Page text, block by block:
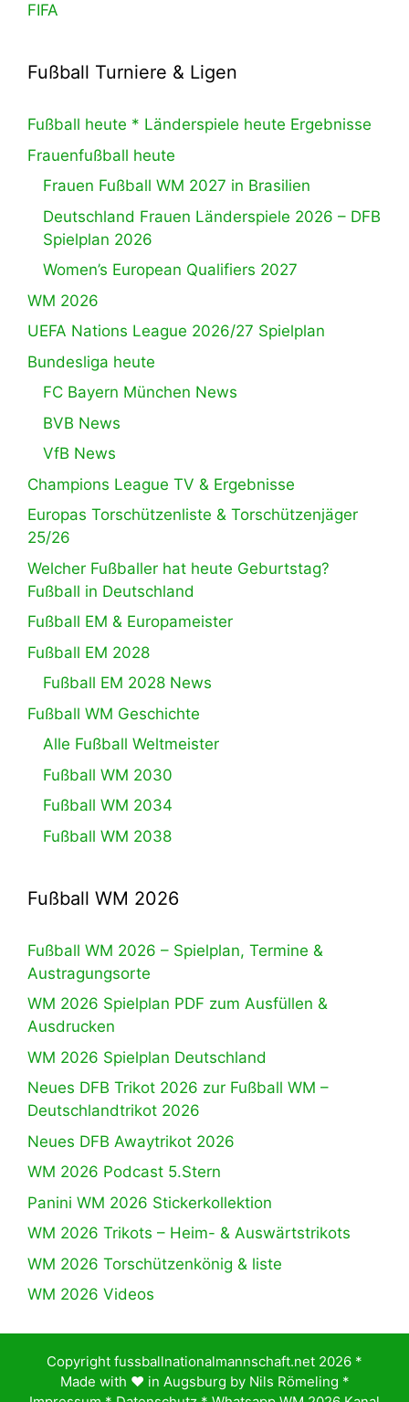
FIFA
Fußball Turniere & Ligen
Fußball heute * Länderspiele heute Ergebnisse
Frauenfußball heute
Frauen Fußball WM 2027 in Brasilien
Deutschland Frauen Länderspiele 2026 – DFB
Spielplan 2026
Women’s European Qualifiers 2027
WM 2026
UEFA Nations League 2026/27 Spielplan
Bundesliga heute
FC Bayern München News
BVB News
VfB News
Champions League TV & Ergebnisse
Europas Torschützenliste & Torschützenjäger
25/26
Welcher Fußballer hat heute Geburtstag?
Fußball in Deutschland
Fußball EM & Europameister
Fußball EM 2028
Fußball EM 2028 News
Fußball WM Geschichte
Alle Fußball Weltmeister
Fußball WM 2030
Fußball WM 2034
Fußball WM 2038
Fußball WM 2026
Fußball WM 2026 – Spielplan, Termine &
Austragungsorte
WM 2026 Spielplan PDF zum Ausfüllen &
Ausdrucken
WM 2026 Spielplan Deutschland
Neues DFB Trikot 2026 zur Fußball WM –
Deutschlandtrikot 2026
Neues DFB Awaytrikot 2026
WM 2026 Podcast 5.Stern
Panini WM 2026 Stickerkollektion
WM 2026 Trikots – Heim- & Auswärtstrikots
WM 2026 Torschützenkönig & liste
WM 2026 Videos
Copyright fussballnationalmannschaft.net 2026 *
Made with ♥️ in Augsburg by Nils Römeling *